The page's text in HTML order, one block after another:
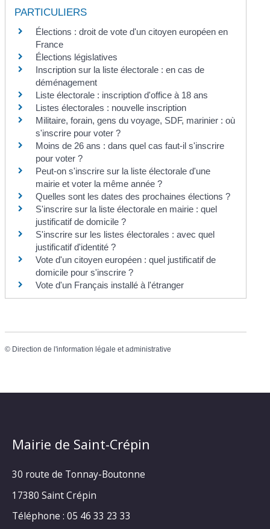
PARTICULIERS
Élections : droit de vote d'un citoyen européen en
France
Élections législatives
Inscription sur la liste électorale : en cas de
déménagement
Liste électorale : inscription d'office à 18 ans
Listes électorales : nouvelle inscription
Militaire, forain, gens du voyage, SDF, marinier : où
s'inscrire pour voter ?
Moins de 26 ans : dans quel cas faut-il s'inscrire
pour voter ?
Peut-on s'inscrire sur la liste électorale d'une
mairie et voter la même année ?
Quelles sont les dates des prochaines élections ?
S'inscrire sur la liste électorale en mairie : quel
justificatif de domicile ?
S'inscrire sur les listes électorales : avec quel
justificatif d'identité ?
Vote d'un citoyen européen : quel justificatif de
domicile pour s'inscrire ?
Vote d'un Français installé à l'étranger
© Direction de l'information légale et administrative
Mairie de Saint-Crépin
30 route de Tonnay-Boutonne
17380 Saint Crépin
Téléphone : 05 46 33 23 33